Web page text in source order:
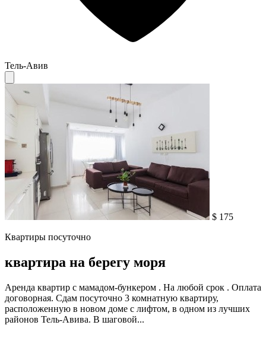
Тель-Авив
$ 175
Квартиры посуточно
квартира на берегу моря
Аренда квартир с мамадом-бункером . На любой срок . Оплата
договорная. Сдам посуточно 3 комнатную квартиру,
расположенную в новом доме с лифтом, в одном из лучших
районов Тель-Авива. В шаговой...